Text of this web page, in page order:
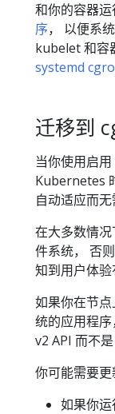
和你的容器
序， 以便系
kubelet 和容
systemd
迁移到
当你使用启
Kubernetes
自动适应而无
在大多数情
件系统， 否
知到用户体验
如果你在节
统的应用程
v2 API 而不
你可能需要更
如果你